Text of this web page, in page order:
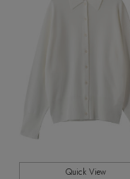
Quick View